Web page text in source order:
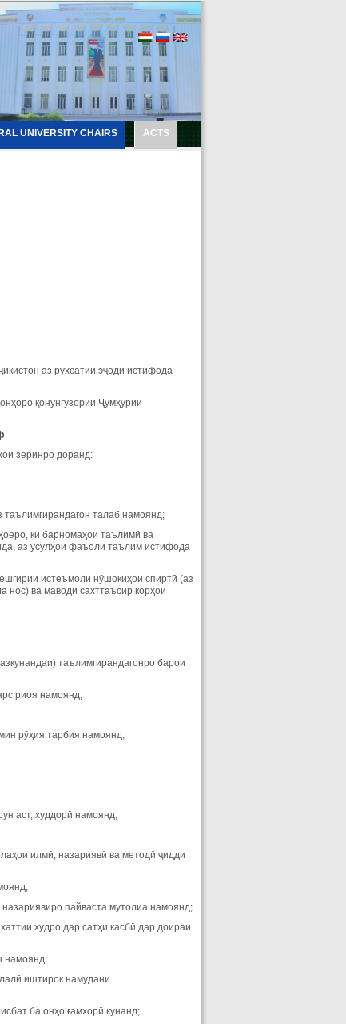
UNIVERSITY CHAIRS ACTS
аз рухсатии эҷодӣ истифода
қонунгузории Ҷумҳурии
зеринро доранд:
таълимгирандагон талаб намоянд;
ки барномаҳои таълимӣ ва
аз усулҳои фаъоли таълим истифода
истеъмоли нӯшокиҳои спиртӣ (аз
нос) ва маводи сахттаъсир корҳои
таълимгирандагонро барои
риоя намоянд;
рӯҳия тарбия намоянд;
аст, худдорӣ намоянд;
илмӣ, назариявӣ ва методӣ ҷидди
пайваста мутолиа намоянд;
худро дар сатҳи касбӣ дар доираи
намоянд;
иштирок намудани
ба онҳо ғамхорӣ кунанд;